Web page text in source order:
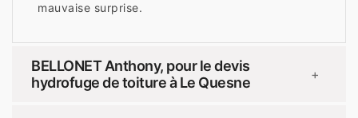
mauvaise surprise.
BELLONET Anthony, pour le devis
hydrofuge de toiture à Le Quesne
+